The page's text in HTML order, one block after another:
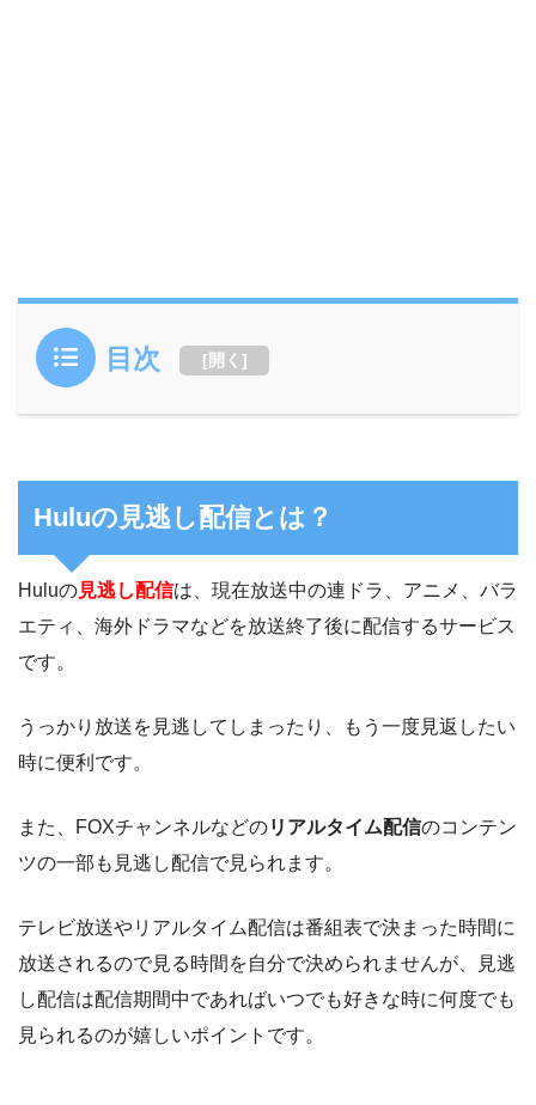
目次 [開く ]
Huluの見逃し配信とは？
Huluの見逃し配信は、現在放送中の連ドラ、アニメ、バラ
エティ、海外ドラマなどを放送終了後に配信するサービス
です。
うっかり放送を見逃してしまったり、もう一度見返したい
時に便利です。
また、FOXチャンネルなどのリアルタイム配信のコンテン
ツの一部も見逃し配信で見られます。
テレビ放送やリアルタイム配信は番組表で決まった時間に
放送されるので見る時間を自分で決められませんが、見逃
し配信は配信期間中であればいつでも好きな時に何度でも
見られるのが嬉しいポイントです。